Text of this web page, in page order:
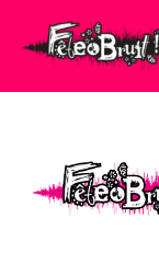
contenu